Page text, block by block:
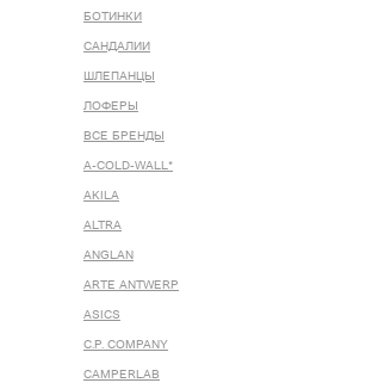
БОТИНКИ
САНДАЛИИ
ШЛЕПАНЦЫ
ЛОФЕРЫ
ВСЕ БРЕНДЫ
A-COLD-WALL*
AKILA
ALTRA
ANGLAN
ARTE ANTWERP
ASICS
C.P. COMPANY
CAMPERLAB